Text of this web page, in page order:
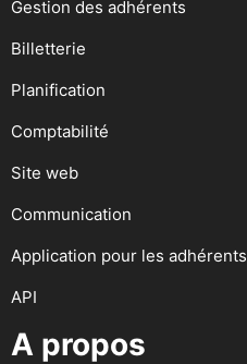
Gestion des adhérents
Billetterie
Planification
Comptabilité
Site web
Communication
Application pour les adhérents
API
A propos